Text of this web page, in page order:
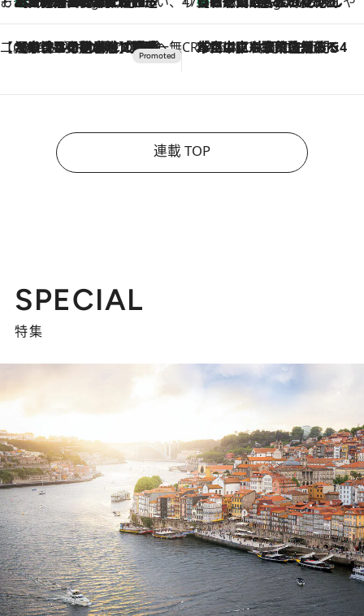
【CREA×星野リゾート】唯一無二。癒しと発見が待つ場所へ
2026.8.7
【トンボの足水浴】ヒノキの香りに包まれて涼感マックス！約13℃の湧水かけ流しを避暑地「星野温泉 トンボの湯」で体験 CREA'S CHOICE
2026.8.7
「立川にも歌舞伎があるんだよ」 片岡仁左衛門・市川中車ら豪華座組みで4年目の立川立飛歌舞伎へ
連載 TOP
SPECIAL
特集